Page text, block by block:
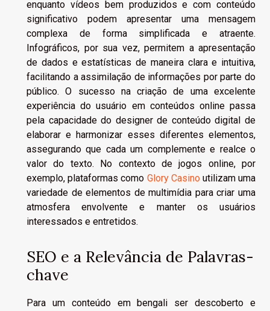
enquanto vídeos bem produzidos e com conteúdo
significativo podem apresentar uma mensagem
complexa de forma simplificada e atraente.
Infográficos, por sua vez, permitem a apresentação
de dados e estatísticas de maneira clara e intuitiva,
facilitando a assimilação de informações por parte do
público. O sucesso na criação de uma excelente
experiência do usuário em conteúdos online passa
pela capacidade do designer de conteúdo digital de
elaborar e harmonizar esses diferentes elementos,
assegurando que cada um complemente e realce o
valor do texto. No contexto de jogos online, por
exemplo, plataformas como Glory Casinoutilizam uma
variedade de elementos de multimídia para criar uma
atmosfera envolvente e manter os usuários
interessados e entretidos.
SEO e a Relevância de Palavras-
chave
Para um conteúdo em bengali ser descoberto e